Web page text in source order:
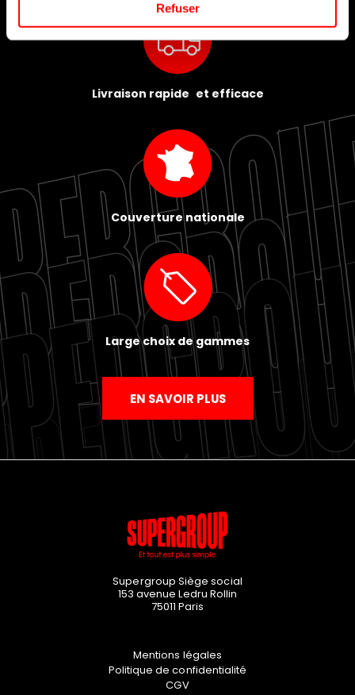
Refuser
Livraison rapide et efficace
Couverture nationale
Large choix de gammes
EN SAVOIR PLUS
Supergroup Siège social
153 avenue Ledru Rollin
75011 Paris
Mentions légales
Politique de confidentialité
CGV